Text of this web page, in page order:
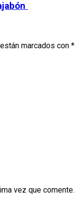
marcados con *
vez que comente.